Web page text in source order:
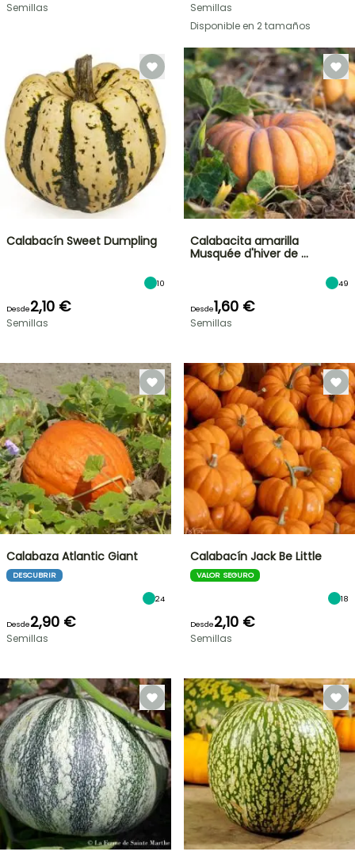
Semillas
Semillas
Disponible en 2 tamaños
Calabacín Sweet Dumpling
10
Desde2,10 €
Semillas
Calabacita amarilla
Musquée d'hiver de …
49
Desde1,60 €
Semillas
Calabaza Atlantic Giant
DESCUBRIR
24
Desde2,90 €
Semillas
Calabacín Jack Be Little
VALOR SEGURO
18
Desde2,10 €
Semillas